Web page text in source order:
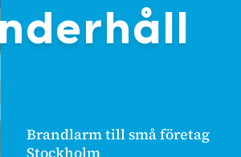
Brandlarm till små företag
Stockholm